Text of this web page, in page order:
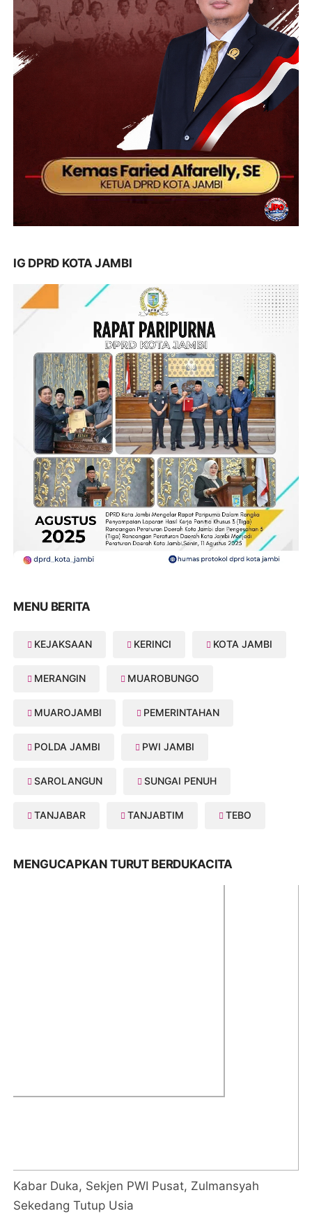
IG DPRD KOTA JAMBI
MENU BERITA
KEJAKSAAN KERINCI KOTA JAMBI
MERANGIN MUAROBUNGO
MUAROJAMBI PEMERINTAHAN
POLDA JAMBI PWI JAMBI
SAROLANGUN SUNGAI PENUH
TANJABAR TANJABTIM TEBO
MENGUCAPKAN TURUT BERDUKACITA
Kabar Duka, Sekjen PWI Pusat, Zulmansyah
Sekedang Tutup Usia